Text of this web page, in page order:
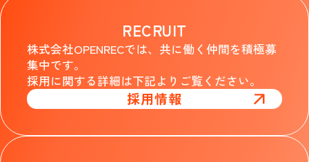
RECRUIT
株式会社OPENRECでは、共に働く仲間を積極募
集中です。
採用に関する詳細は下記よりご覧ください。
採用情報